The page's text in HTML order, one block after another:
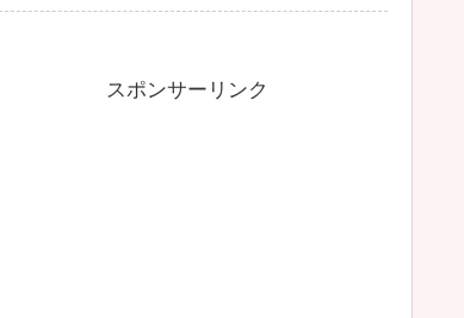
スポンサーリンク